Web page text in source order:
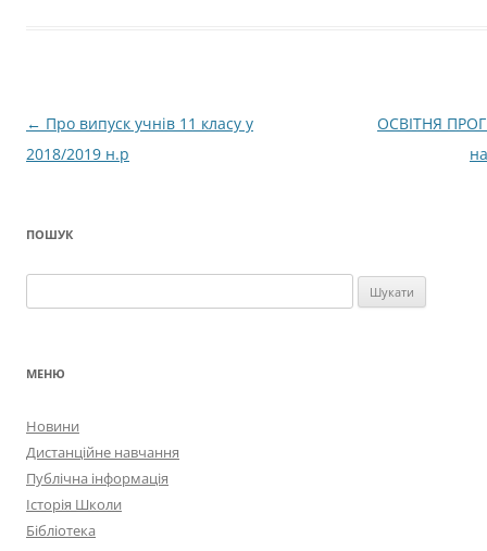
Навігація
по
← Про випуск учнів 11 класу у
2018/2019 н.р
ОСВІТНЯ
ПОШУК
МЕНЮ
Новини
Дистанційне навчання
Публічна інформація
Історія Школи
Бібліотека